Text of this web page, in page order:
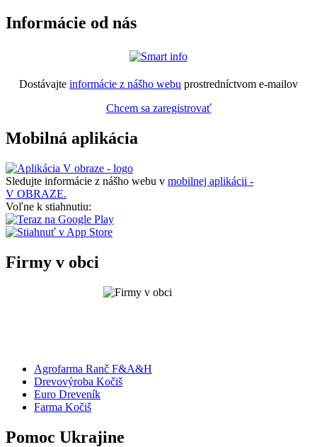
Informácie od nás
Dostávajte informácie z nášho webu prostredníctvom e-mailov
Chcem sa zaregistrovať
Mobilná aplikácia
Sledujte informácie z nášho webu v mobilnej aplikácii -
V OBRAZE.
Voľne k stiahnutiu:
Firmy v obci
Agrofarma Ranč F&A&H
Drevovýroba Kočiš
Euro Dreveník
Farma Kočiš
Pomoc Ukrajine